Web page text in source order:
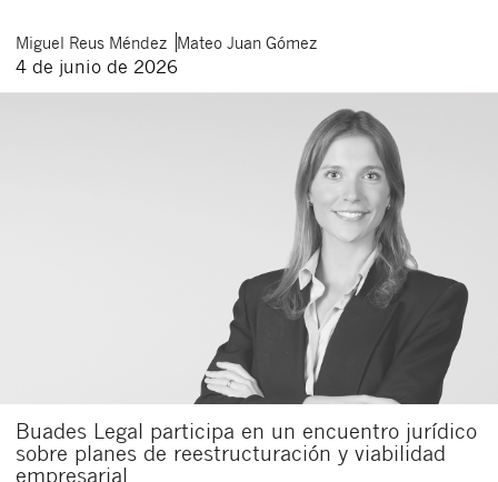
Miguel Reus Méndez Mateo Juan Gómez
4 de junio de 2026
Buades Legal participa en un encuentro jurídico
sobre planes de reestructuración y viabilidad
empresarial